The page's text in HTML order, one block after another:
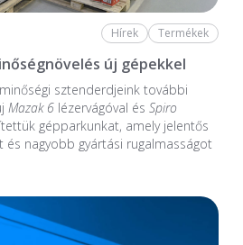
Hírek Termékek
új gépekkel
sztenderdjeink további
Mazak 6lézervágóval és Spiro
gépparkunkat, amely jelentős
és nagyobb gyártási rugalmasságot